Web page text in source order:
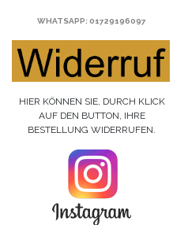
WHATSAPP: 01729196097
HIER KÖNNEN SIE, DURCH KLICK
AUF DEN BUTTON, IHRE
BESTELLUNG WIDERRUFEN.